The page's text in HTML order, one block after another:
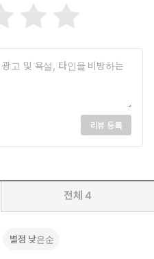
리뷰 등록
전체 4
별점 낮은순